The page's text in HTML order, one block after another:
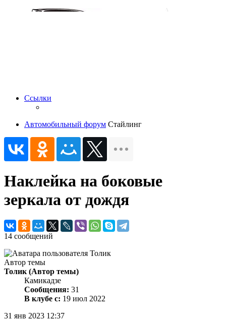
Ссылки
Автомобильный форум Стайлинг
Наклейка на боковые
зеркала от дождя
14 сообщений
Автор темы
Толик (Автор темы)
Камикадзе
Сообщения: 31
В клубе с: 19 июл 2022
31 янв 2023 12:37